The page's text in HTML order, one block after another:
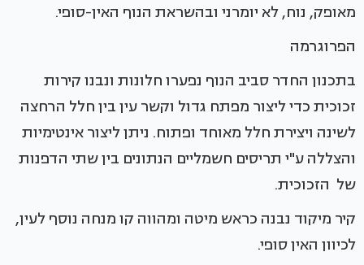
מאופק, נוח, לא יומרני ובהשראת הנוף האין-סופי.
הפרוגרמה
בתכנון החדר סביב הנוף נפערו חלונות ונבנו קירות
זכוכית כדי ליצור מפתח גדול וקשר עין בין חלל הרחצה
לשינה ויצירת חלל מאוחד ופתוח. ניתן ליצור אינטימיות
והצללה ע"י תריסים חשמליים הנתונים בין שתי הדפנות
של הזכוכית.
קיר מיקוד נבנה כראש מיטה ומהווה קו מנחה נוסף לעין,
לכיוון האין סופי.